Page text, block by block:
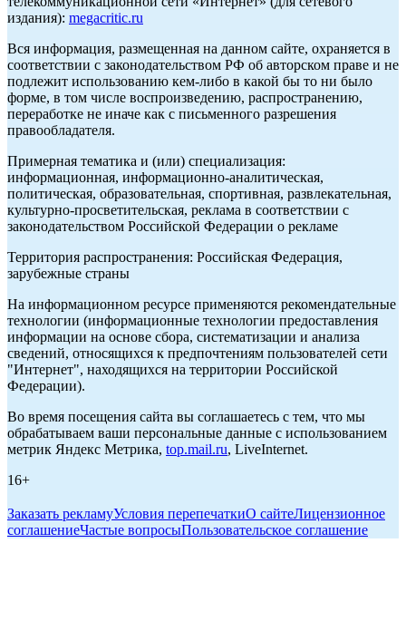
издания): megacritic.ru
Вся информация, размещенная на данном сайте, охраняется в
соответствии с законодательством РФ об авторском праве и не
подлежит использованию кем-либо в какой бы то ни было
форме, в том числе воспроизведению, распространению,
переработке не иначе как с письменного разрешения
правообладателя.
Примерная тематика и (или) специализация:
информационная, информационно-аналитическая,
политическая, образовательная, спортивная, развлекательная,
культурно-просветительская, реклама в соответствии с
законодательством Российской Федерации о рекламе
Территория распространения: Российская Федерация,
зарубежные страны
На информационном ресурсе применяются рекомендательные
технологии (информационные технологии предоставления
информации на основе сбора, систематизации и анализа
сведений, относящихся к предпочтениям пользователей сети
"Интернет", находящихся на территории Российской
Федерации).
Во время посещения сайта вы соглашаетесь с тем, что мы
обрабатываем ваши персональные данные с использованием
метрик Яндекс Метрика, top.mail.ru, LiveInternet.
16+
Заказать рекламуУсловия перепечаткиО сайтеЛицензионное
соглашениеЧастые вопросыПользовательское соглашение